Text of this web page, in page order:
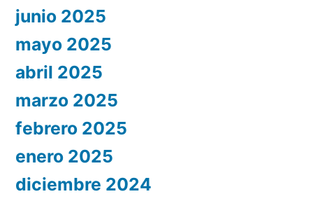
junio 2025
mayo 2025
abril 2025
marzo 2025
febrero 2025
enero 2025
diciembre 2024